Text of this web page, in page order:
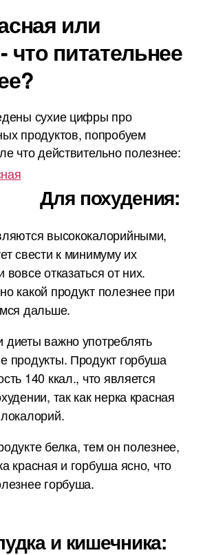
или
что питательнее
сухие цифры про
продуктов, попробуем
что действительно полезнее:
Для похудения:
высококалорийными,
свести к минимуму их
отказаться от них.
какой продукт полезнее при
дальше.
важно употреблять
продукты. Продукт горбуша
140 ккал., что является
так как нерка красная
белка, тем он полезнее,
красная и горбуша ясно, что
горбуша.
и кишечника: